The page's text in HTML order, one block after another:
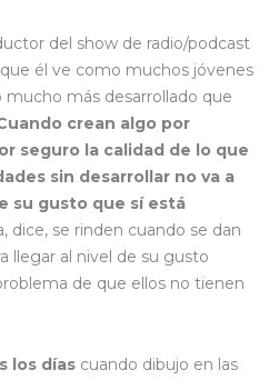
del show de radio/podcast
él ve como muchos jóvenes
más desarrollado que
crean algo por
seguro la calidad de lo que
sin desarrollar no va a
su gusto que sí está
dice, se rinden cuando se dan
llegar al nivel de su gusto
de que ellos no tienen
los días cuando dibujo en las